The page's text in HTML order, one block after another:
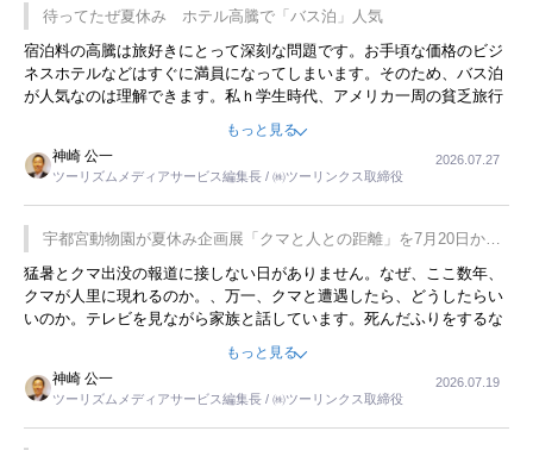
待ってたぜ夏休み ホテル高騰で「バス泊」人気
宿泊料の高騰は旅好きにとって深刻な問題です。お手頃な価格のビジ
ネスホテルなどはすぐに満員になってしまいます。そのため、バス泊
が人気なのは理解できます。私ｈ学生時代、アメリカ一周の貧乏旅行
をした時は、移動はグレイハウンドバスでした。夕方から夜の便を利
用してホテル代を浮かせていました。ただし、若いからできたことで
す。若い人が夜行バスで京都に行った、青森に行ったと聞くと、疲れ
が残らないのかなと思ってしまいます。
もっと見る
神崎 公一
ツーリズムメディアサービス編集長 / ㈱ツーリンクス取締役
2026.07.27
宇都宮動物園が夏休み企画展「クマと人との距離」を7月20日から
開催
猛暑とクマ出没の報道に接しない日がありません。なぜ、ここ数年、
クマが人里に現れるのか。、万一、クマと遭遇したら、どうしたらい
いのか。テレビを見ながら家族と話しています。死んだふりをするな
んてことは、冗談でもいえません。そんな中で、この企画展はタイム
もっと見る
神崎 公一
ツーリズムメディアサービス編集長 / ㈱ツーリンクス取締役
2026.07.19